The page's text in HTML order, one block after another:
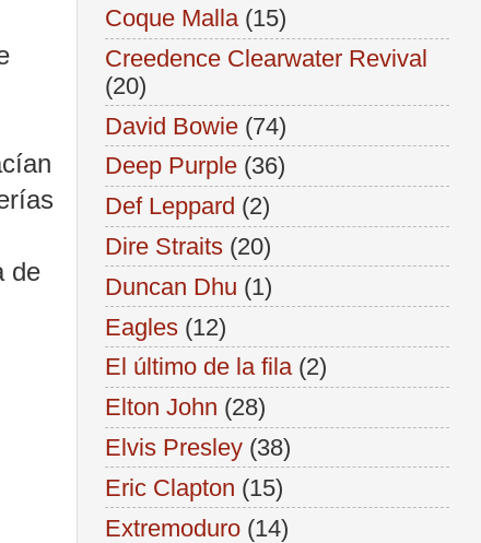
de
Coque Malla (15)
Creedence Clearwater Revival
(20)
David Bowie (74)
Deep Purple (36)
Def Leppard (2)
Dire Straits (20)
Duncan Dhu (1)
Eagles (12)
El último de la fila (2)
Elton John (28)
Elvis Presley (38)
Eric Clapton (15)
Extremoduro (14)